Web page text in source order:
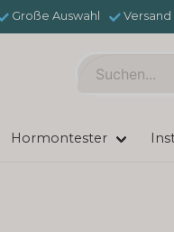
Große Auswahl Versand
Hormontester